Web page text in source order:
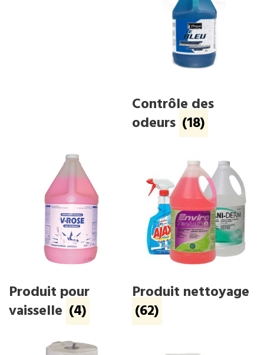
Contrôle des
odeurs (18)
Produit pour
vaisselle (4)
Produit nettoyage
(62)